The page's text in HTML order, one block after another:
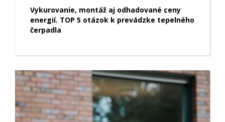
Vykurovanie, montáž aj odhadované ceny
energií. TOP 5 otázok k prevádzke tepelného
čerpadla